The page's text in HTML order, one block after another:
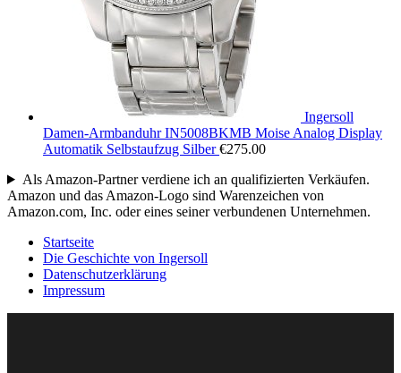
Ingersoll
Damen-Armbanduhr IN5008BKMB Moise Analog Display
Automatik Selbstaufzug Silber €275.00
Als Amazon-Partner verdiene ich an qualifizierten Verkäufen.
Amazon und das Amazon-Logo sind Warenzeichen von
Amazon.com, Inc. oder eines seiner verbundenen Unternehmen.
Startseite
Die Geschichte von Ingersoll
Datenschutzerklärung
Impressum